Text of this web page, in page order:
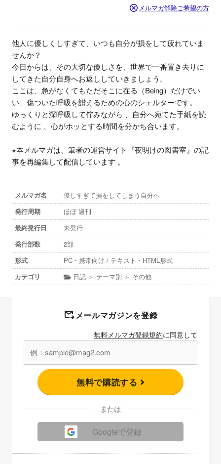
メルマガ解除ご希望の方
他人に優しくしすぎて、いつも自分が損をして疲れていま
せんか？
今日からは、その大切な優しさを、世界で一番置き去りに
してきた自分自身へお返ししていきましょう。
ここは、急がなくてもただそこに在る（Being）だけでい
い、傷ついた呼吸を讃えるための心のシェルターです。
ゆっくりと深呼吸して佇みながら 、自分へ宛てた手紙を読
むように 、心がホッとする時間を分かち合います。
※本メルマガは、筆者の運営サイト『夜明けの図書室』の記
事を再編集して配信しています 。
メルマガ名
優しすぎて損をしてしまう自分へ
発行周期
ほぼ 週刊
最終発行日
未発行
発行部数
2部
形式
PC・携帯向け / テキスト・HTML形式
カテゴリ
日記 ＞ テーマ別 ＞ その他
メールマガジンを登録
無料メルマガ登録規約に同意して
無料で購読する
または
Googleで登録